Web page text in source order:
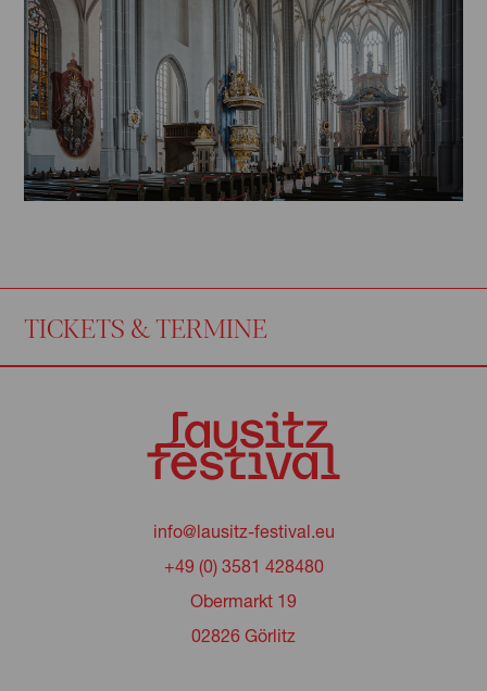
TICKETS & TERMINE
info@lausitz-festival.eu
+49 (0) 3581 428480
Obermarkt 19
02826 Görlitz